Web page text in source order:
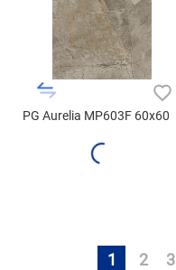
PG Aurelia MP603F 60x60
1 2 3